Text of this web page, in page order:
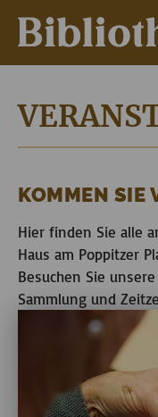
KOMMEN SIE
Hier finden Sie alle
Haus am Poppitzer
Besuchen Sie
Sammlung und